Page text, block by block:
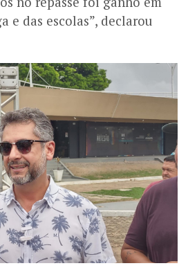
e das escolas”, declarou